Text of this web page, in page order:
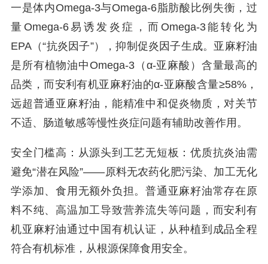
一是体内Omega-3与Omega-6脂肪酸比例失衡，过
量Omega-6易诱发炎症，而Omega-3能转化为
EPA（“抗炎因子”），抑制促炎因子生成。亚麻籽油
是所有植物油中Omega-3（α-亚麻酸）含量最高的
品类，而安利有机亚麻籽油的α-亚麻酸含量≥58%，
远超普通亚麻籽油，能精准中和促炎物质，对关节
不适、肠道敏感等慢性炎症问题有辅助改善作用。
安全门槛高：从源头到工艺无短板：优质抗炎油需
避免“潜在风险”——原料无农药化肥污染、加工无化
学添加、食用无额外负担。普通亚麻籽油常存在原
料不纯、高温加工导致营养流失等问题，而安利有
机亚麻籽油通过中国有机认证，从种植到成品全程
符合有机标准，从根源保障食用安全。